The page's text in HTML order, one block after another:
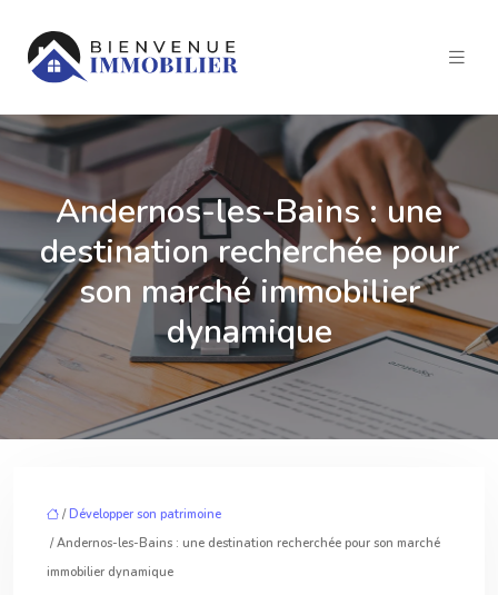
Andernos-les-Bains : une
destination recherchée pour
son marché immobilier
dynamique
/Développer son patrimoine
/ Andernos-les-Bains : une destination recherchée pour son marché
immobilier dynamique